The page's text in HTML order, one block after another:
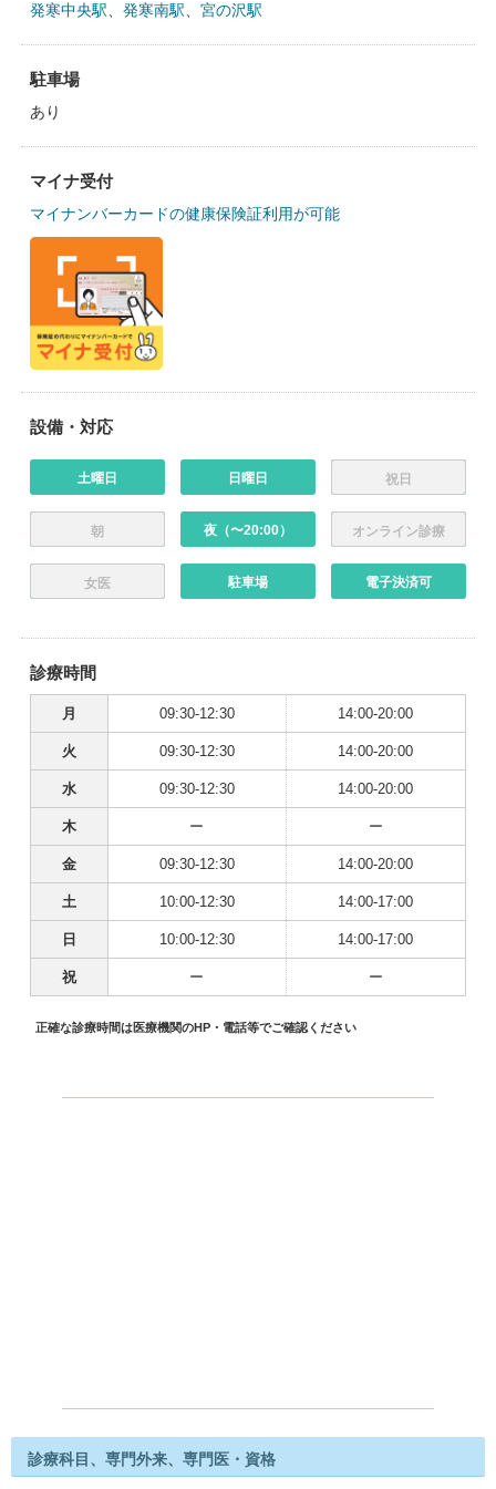
発寒中央駅 発寒南駅 宮の沢駅
駐車場
あり
マイナ受付
マイナンバーカードの健康保険証利用が可能
設備・対応
土曜日 日曜日 祝日
朝 夜（〜20:00） オンライン診療
女医 駐車場 電子決済可
診療時間
月 09:30-12:30 14:00-20:00
火 09:30-12:30 14:00-20:00
水 09:30-12:30 14:00-20:00
木 ー ー
金 09:30-12:30 14:00-20:00
土 10:00-12:30 14:00-17:00
日 10:00-12:30 14:00-17:00
祝 ー ー
正確な診療時間は医療機関のHP・電話等でご確認ください
診療科目、専門外来、専門医・資格